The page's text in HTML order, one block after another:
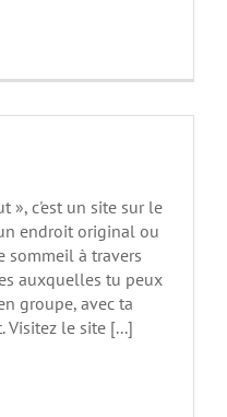
», c'est un site sur le
endroit original ou
sommeil à travers
auxquelles tu peux
groupe, avec ta
Visitez le site [...]